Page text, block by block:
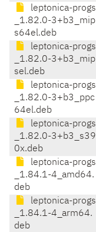
leptonica-progs
_1.82.0-3+b3_mip
s64el.deb
leptonica-progs
_1.82.0-3+b3_mip
sel.deb
leptonica-progs
_1.82.0-3+b3_ppc
64el.deb
leptonica-progs
_1.82.0-3+b3_s39
0x.deb
leptonica-progs
_1.84.1-4_amd64.
deb
leptonica-progs
_1.84.1-4_arm64.
deb